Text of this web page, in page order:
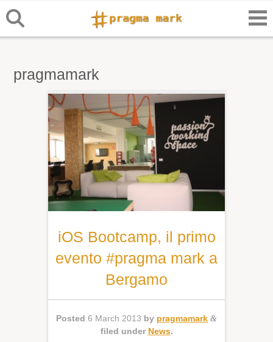
pragmamark
iOS Bootcamp, il primo
evento #pragma mark a
Bergamo
Posted 6 March 2013 by pragmamark &
filed under News.